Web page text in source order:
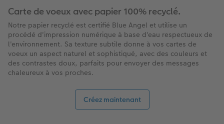
Carte de voeux avec papier 100% recyclé.
Notre papier recyclé est certifié Blue Angel et utilise un
procédé d'impression numérique à base d'eau respectueux de
l'environnement. Sa texture subtile donne à vos cartes de
voeux un aspect naturel et sophistiqué, avec des couleurs et
des contrastes doux, parfaits pour envoyer des messages
chaleureux à vos proches.
Créez maintenant